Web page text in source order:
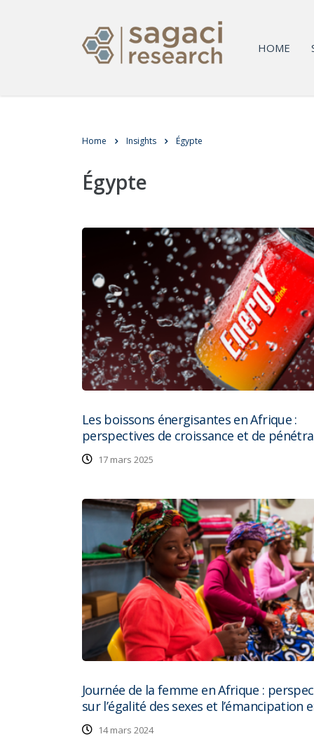
HOME
Home Insights Égypte
Égypte
Les boissons énergisantes en Afrique :
perspectives de croissance et de
17 mars 2025
Journée de la femme en Afrique :
sur l’égalité des sexes et l’émancipation
14 mars 2024